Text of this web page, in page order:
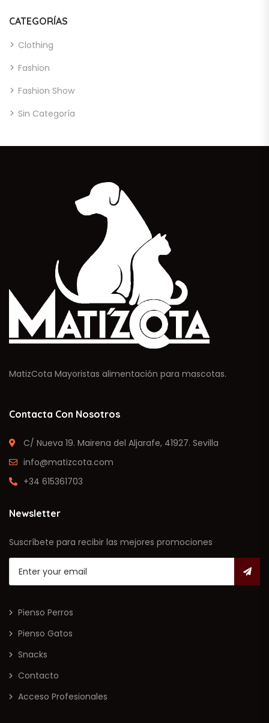
CATEGORÍAS
Clothing
Fashion
Fashion Show
Sin Categoría
MatizCota Mayoristas alimentación para mascotas.
Contacta Con Nosotros
C/ Nueva 19. Mairena del Aljarafe, 41927. Sevilla
info@matizcota.com
+34 615361703
Newsletter
Suscríbete para recibir las mejores promociones
Pienso Perros
Pienso Gatos
Snacks
Contacto
Acceso Profesionales